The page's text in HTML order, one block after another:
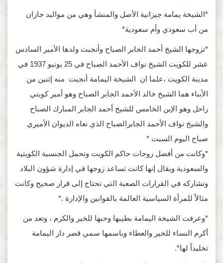
*الشيخة يمامة جيزانية الأصل والمنشأ وهي من مواليد جازان
من أب سعودي وأم سعودية*
*تزوجها الشيخ أحمد الجابر الصباح وأنجبت ولدها الأمير السادس
عشر للكويت الشيخ نواف الأحمد الصباح في 25 يونيو 1937 في
مدينة الكويت ،علما ان الشيخة اليمامة أنجبت منه إثنين من
الأبناء هما الشيخ خالد الأحمد الجابر الصباح وهو أمير كويتي
راحل وهو الإبن الخامس للشيخ أحمد الجابر المبارك الصباح
والشيخ نواف الأحمد الجابرالصباح الذي نعاه الديوان الأميري
صباح اليوم السبت *
*وكانت من أفضل زوجات حاكم الكويت وتحمل الجنسية الكويتية
والسعودية ويقال إنها كانت تساعد زوجها في إدارة شؤون البلاد
وتشاركه في القرارات الصعبة التي تحتاج إلى قرار صحيح وكانت
مثالاً للمرأة السياسية العالمة بالقوانين والإدارة .*
*وعرفت الشيخة اليمامة بطيبها وحبها للخير والكرم ، وتعد من
أكرم النساء للخير والعطاء وباسمها سمي قصر دار اليمامة
تخليداً لها*.